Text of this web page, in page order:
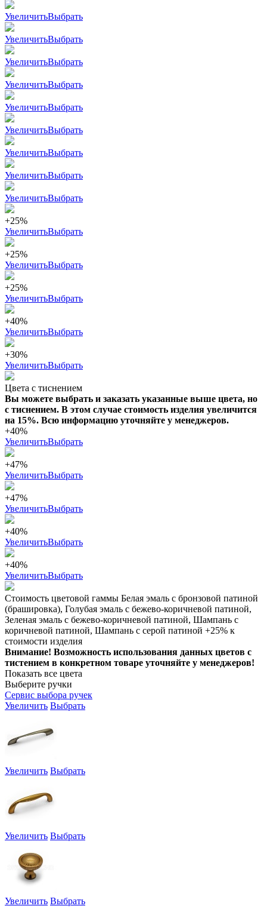
УвеличитьВыбрать
УвеличитьВыбрать
УвеличитьВыбрать
УвеличитьВыбрать
УвеличитьВыбрать
УвеличитьВыбрать
УвеличитьВыбрать
УвеличитьВыбрать
УвеличитьВыбрать
+25%
УвеличитьВыбрать
+25%
УвеличитьВыбрать
+25%
УвеличитьВыбрать
+40%
УвеличитьВыбрать
+30%
УвеличитьВыбрать
Цвета с тиснением
Вы можете выбрать и заказать указанные выше цвета, но
с тиснением. В этом случае стоимость изделия увеличится
на 15%. Всю информацию уточняйте у менеджеров.
+40%
УвеличитьВыбрать
+47%
УвеличитьВыбрать
+47%
УвеличитьВыбрать
+40%
УвеличитьВыбрать
+40%
УвеличитьВыбрать
Стоимость цветовой гаммы Белая эмаль с бронзовой патиной
(брашировка), Голубая эмаль с бежево-коричневой патиной,
Зеленая эмаль с бежево-коричневой патиной, Шампань с
коричневой патиной, Шампань с серой патиной +25% к
стоимости изделия
Внимание! Возможность использования данных цветов с
тистением в конкретном товаре уточняйте у менеджеров!
Показать все цвета
Выберите ручки
Сервис выбора ручек
Увеличить Выбрать
Увеличить Выбрать
Увеличить Выбрать
Увеличить Выбрать